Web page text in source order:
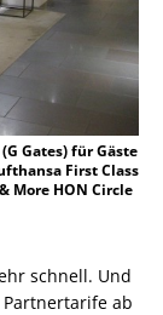
Gates) für Gäste
First Class
More HON Circle
schnell. Und
ab